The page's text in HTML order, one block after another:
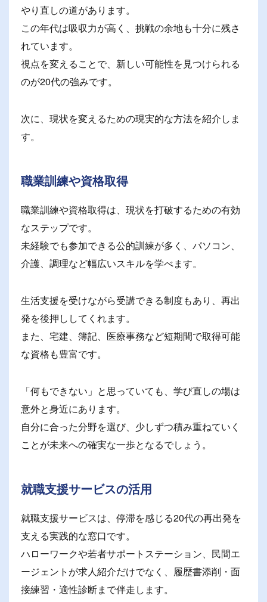
やり直しの道があります。
この年代は吸収力が高く、挑戦の余地も十分に残さ
れています。
視点を変えることで、新しい可能性を見つけられる
のが20代の強みです。
次に、現状を変えるための現実的な方法を紹介しま
す。
職業訓練や資格取得
職業訓練や資格取得は、現状を打破するための有効
なステップです。
未経験でも参加できる公的訓練が多く、パソコン、
介護、調理など幅広いスキルを学べます。
生活支援を受けながら受講できる制度もあり、再出
発を後押ししてくれます。
また、宅建、簿記、医療事務など短期間で取得可能
な資格も豊富です。
「何もできない」と思っていても、学び直しの場は
意外と身近にあります。
自分に合った分野を選び、少しずつ積み重ねていく
ことが未来への確実な一歩となるでしょう。
就職支援サービスの活用
就職支援サービスは、停滞を感じる20代の再出発を
支える実践的な窓口です。
ハローワークや若者サポートステーション、民間エ
ージェントが求人紹介だけでなく、履歴書添削・面
接練習・適性診断まで伴走します。